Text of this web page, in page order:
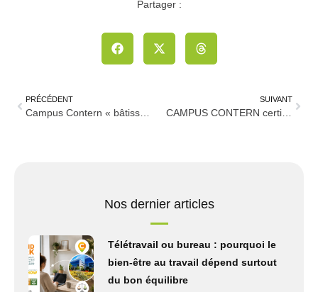
Partager :
PRÉCÉDENT SUIVANT
Nos dernier articles
Télétravail ou bureau : pourquoi le
bien-être au travail dépend surtout
du bon équilibre